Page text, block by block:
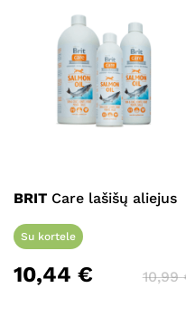
BRIT Care lašišų aliejus
Su kortele
10,44 € 10,99